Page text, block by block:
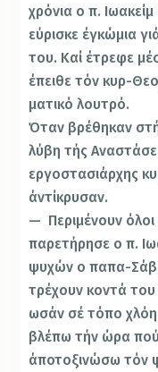
χρόνια ο π.
εύρισκε έγκώμια
του. Καί έτρεφε
έπειθε τόν κυρ-
ματικό λουτρό.
Όταν βρέθηκαν
λύβη τής
εργο­στασιάρχης
άντίκρυσαν.
— Περιμένουν
παρετήρησε ο π.
ψυχών ο παπα-
τρέχουν κοντά
ωσάν σέ τόπο
βλέπω τήν ώρα πού
άποτοξινώσω τόν